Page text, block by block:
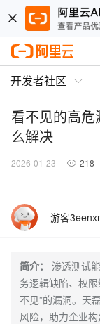
开发者社区
看不见的高
么解决
2026-01-23 218
游客
简介：
渗透测试
务逻辑缺陷、权
不见”的漏洞。天
风险，助力企业